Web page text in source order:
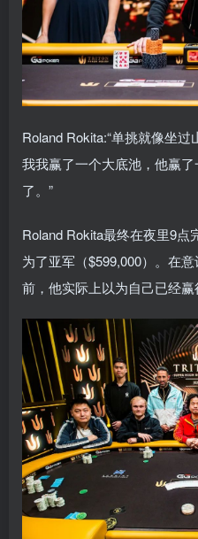
Roland Rokita:“单挑就像坐
我我赢了一个大底池，他赢
了。”
Roland Rokita最终在夜里9
为了亚军（$599,000）。在
前，他实际上以为自己已经赢